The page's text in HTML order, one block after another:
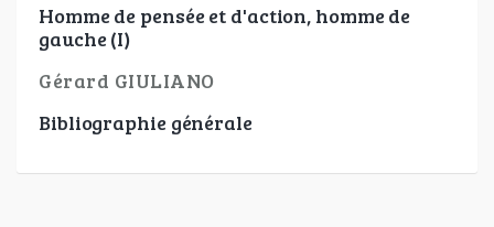
Homme de pensée et d'action, homme de
gauche (I)
Gérard GIULIANO
Bibliographie générale